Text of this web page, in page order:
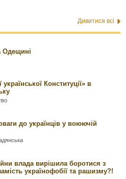
Дивитися всі
Одещині
української Конституції» в
до українців у воюючій
влада вирішила боротися з
українофобії та рашизму?!